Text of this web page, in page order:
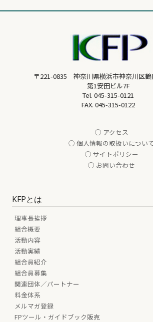
〒221-0835 神奈川県横浜市神奈川区鶴
第1安田ビル7F
Tel. 045-315-0121
FAX. 045-315-0122
○ アクセス
○ 個人情報の取扱いについ
○ サイトポリシー
○ お問い合わせ
KFPとは
理事長挨拶
組合概要
活動内容
活動実績
組合員紹介
組合員募集
関連団体／パートナー
料金体系
メルマガ登録
FPツール・ガイドブック販売